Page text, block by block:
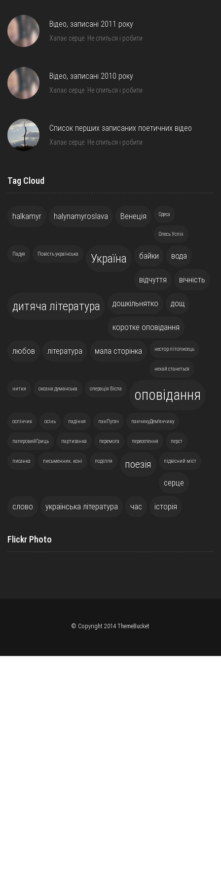
Відео, записані 2011 року
Хапає серце. Не спиться і робити
Відео, записані 2010 року
Хапає серце. Не спиться і робити
Список перших записаних поетичних відео
Хапає серце. Не спиться і робити
Tag Cloud
halkamyr halynamyroslava Венеція Одеса
Олесь Успіх
Падуя Повість українська Україна байки вода
відчуття вічність
дитяча література дошкільнятко дощ
коротке оповідання
любов література мала сторінка нестор літописець
нехай станеться
нитки оксана думанська операція Вісла оповідання
ослінчик осінь падіння панПугач панчикуДем'янчику
паперовийГриць партизанка перемога переселення перст
писанка письменник. коні поділля поезія підвісний міст
серце
слово українська література час історія
Flickr Photo
© Copyright 2014 ThemeBucket